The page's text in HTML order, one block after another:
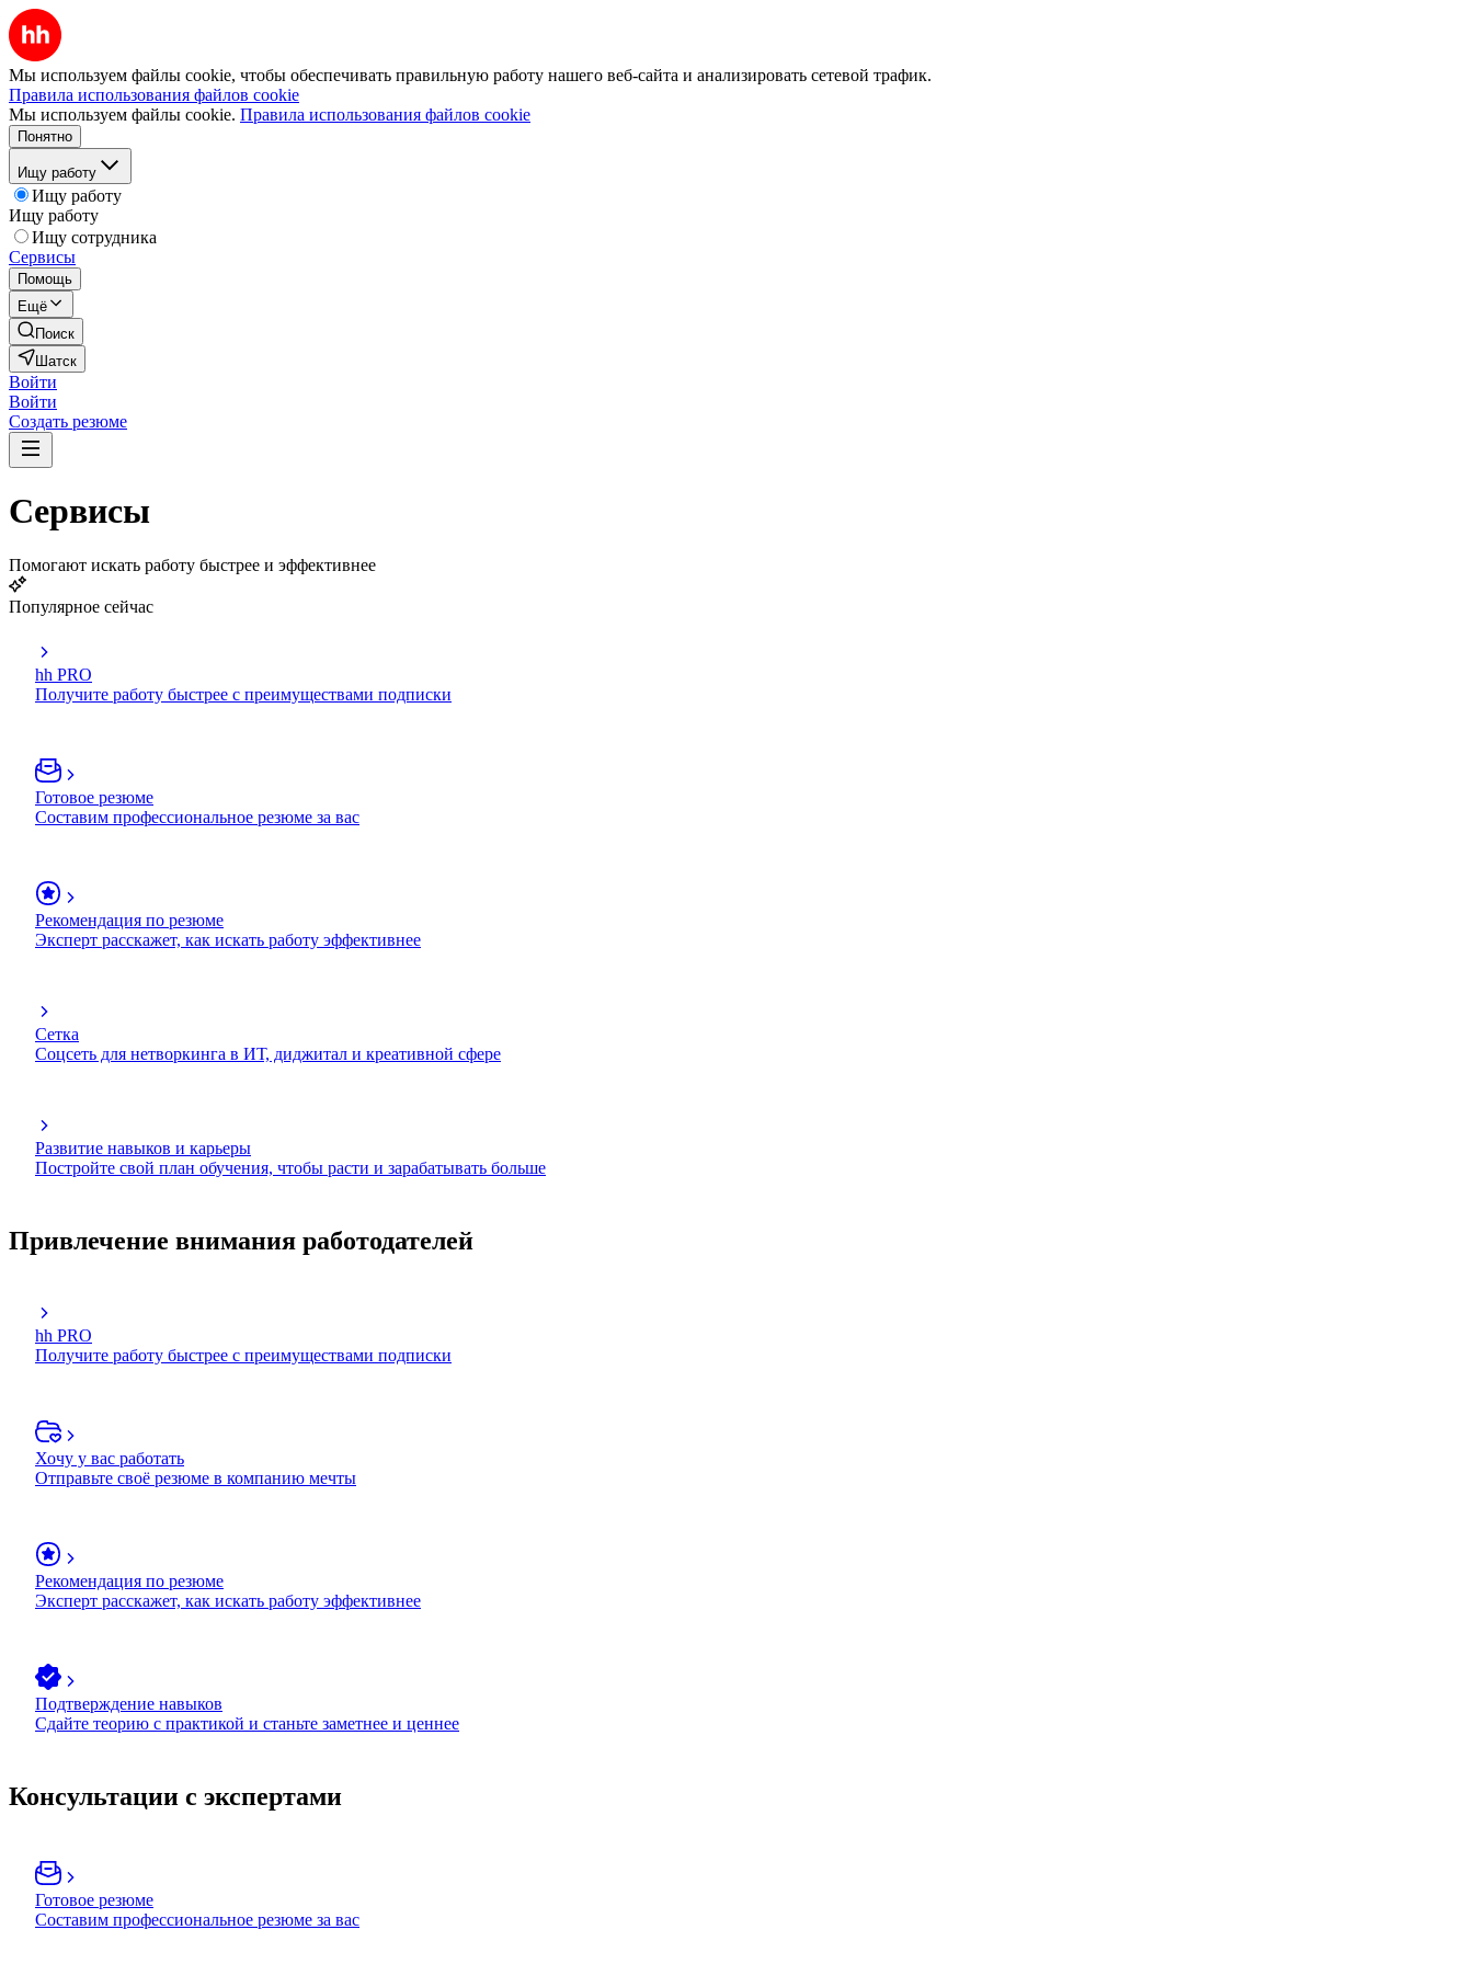
Мы используем файлы cookie, чтобы обеспечивать правильную работу нашего веб-сайта и анализировать сетевой трафик.
Правила использования файлов cookie
Мы используем файлы cookie. Правила использования файлов cookie
Понятно
Ищу работу
Ищу работу
Ищу работу
Ищу сотрудника
Сервисы
Помощь
Ещё
Поиск
Шатск
Войти
Войти
Создать резюме
Сервисы
Помогают искать работу быстрее и эффективнее
Популярное сейчас
hh PRO
Получите работу быстрее с преимуществами подписки
Готовое резюме
Составим профессиональное резюме за вас
Рекомендация по резюме
Эксперт расскажет, как искать работу эффективнее
Сетка
Соцсеть для нетворкинга в ИТ, диджитал и креативной сфере
Развитие навыков и карьеры
Постройте свой план обучения, чтобы расти и зарабатывать больше
Привлечение внимания работодателей
hh PRO
Получите работу быстрее с преимуществами подписки
Хочу у вас работать
Отправьте своё резюме в компанию мечты
Рекомендация по резюме
Эксперт расскажет, как искать работу эффективнее
Подтверждение навыков
Сдайте теорию с практикой и станьте заметнее и ценнее
Консультации с экспертами
Готовое резюме
Составим профессиональное резюме за вас